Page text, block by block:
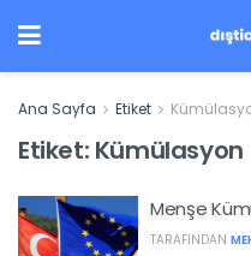
Ana Sayfa Etiket
Etiket: Kümülasyon
Menşe
TARAFINDAN